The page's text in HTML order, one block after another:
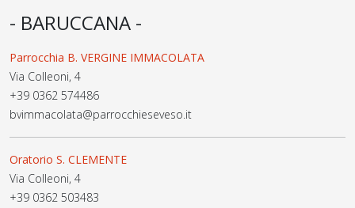
- BARUCCANA -
Parrocchia B. VERGINE IMMACOLATA
Via Colleoni, 4
+39 0362 574486
bvimmacolata@parrocchieseveso.it
Oratorio S. CLEMENTE
Via Colleoni, 4
+39 0362 503483